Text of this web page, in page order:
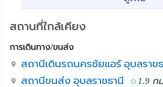
🥳💕มีโปรโมชั่นลด 200-300 บาทต่อ
(room size) ขนาดห้อง
➖Room Monthly ห้องขนาดธรรมดา
4,400฿
(Daily รายวัน 540฿) **โปรโมชั่น
➖Room Monthly ห้องขนาดใหญ่+แอ
สถานที่ใกล้เคียง
การเดินทาง/ขนส่ง
สถานีเดินรถนครชัยแอร์ อุบลราข
สถานีขนส่ง อุบลราชธานี 1.9 ก